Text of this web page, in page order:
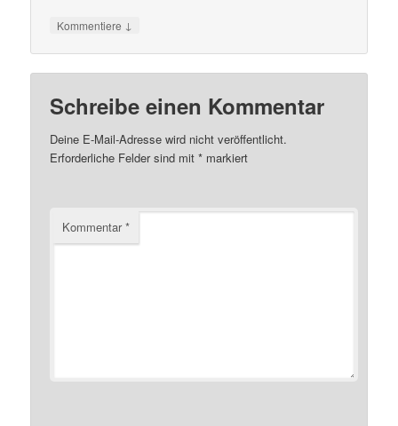
Kommentiere ↓
Schreibe einen Kommentar
Deine E-Mail-Adresse wird nicht veröffentlicht.
Erforderliche Felder sind mit* markiert
Kommentar*